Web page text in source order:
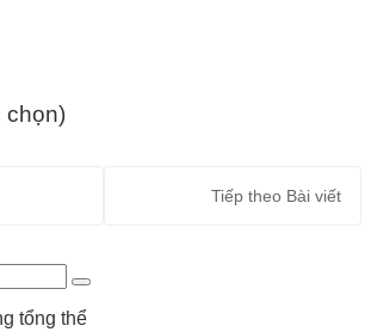
chọn)
Tiếp theo Bài viết